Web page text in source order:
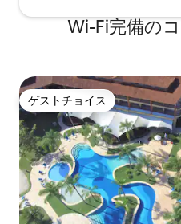
Wi-Fi完備の
ゲストチョイス
ゲストチョイス